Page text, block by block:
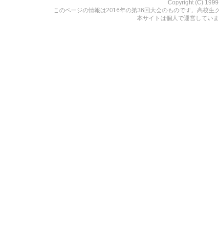
Copyright (C)
このページの情報は2016年の第36回大会のものです。高校生
本サイトは個人で運営してい